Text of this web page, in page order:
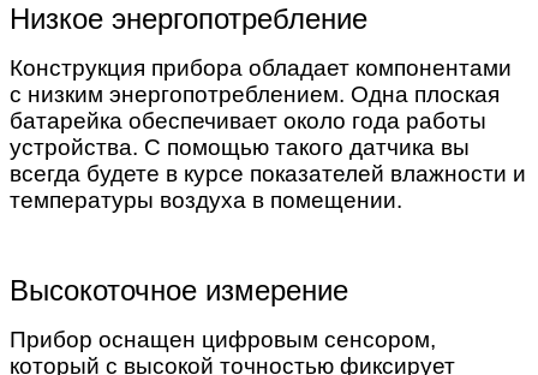
Низкое энергопотребление
Конструкция прибора обладает компонентами
с низким энергопотреблением. Одна плоская
батарейка обеспечивает около года работы
устройства. С помощью такого датчика вы
всегда будете в курсе показателей влажности и
температуры воздуха в помещении.
Высокоточное измерение
Прибор оснащен цифровым сенсором,
который с высокой точностью фиксирует